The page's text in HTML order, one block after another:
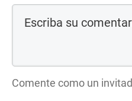
Comente como un